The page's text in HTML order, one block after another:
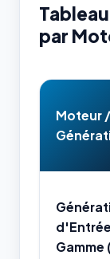
par
Moteur /
Gamme